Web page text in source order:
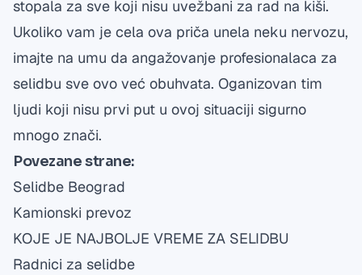
stopala za sve koji nisu uvežbani za rad na kiši.
Ukoliko vam je cela ova priča unela neku nervozu,
imajte na umu da angažovanje profesionalaca za
selidbu sve ovo već obuhvata. Oganizovan tim
ljudi koji nisu prvi put u ovoj situaciji sigurno
mnogo znači.
Povezane strane:
Selidbe Beograd
Kamionski prevoz
KOJE JE NAJBOLJE VREME ZA SELIDBU
Radnici za selidbe